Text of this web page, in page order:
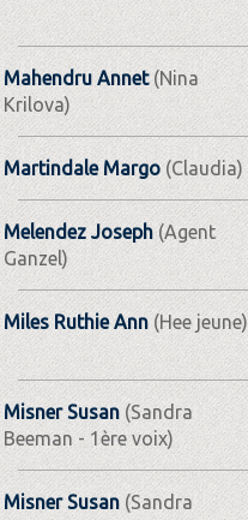
Mahendru Annet(Nina
Krilova)
Martindale Margo(Claudia)
Melendez Joseph(Agent
Ganzel)
Miles Ruthie Ann (Hee jeune)
Misner Susan (Sandra
Beeman - 1ère voix)
Misner Susan (Sandra